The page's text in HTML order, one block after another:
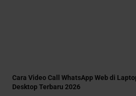
Cara Video Call WhatsApp Web di
Desktop Terbaru 2026